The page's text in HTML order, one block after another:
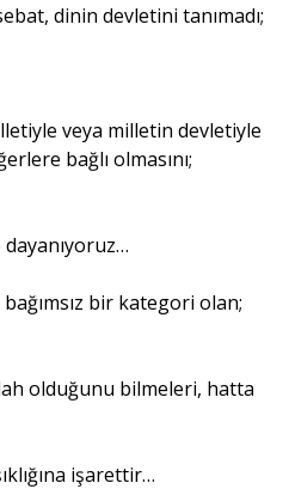
dinin devletini tanımadı;
veya milletin devletiyle
bağlı olmasını;
bir kategori olan;
olduğunu bilmeleri, hatta
işarettir…